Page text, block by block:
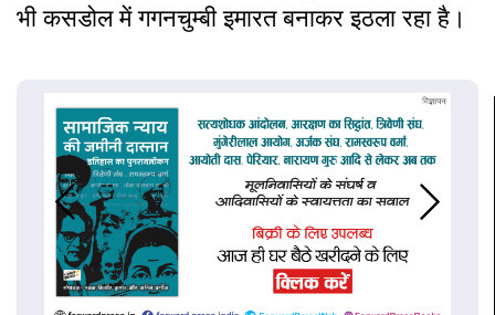
भी कसडोल में गगनचुम्बी इमारत बनाकर इठला रहा है।